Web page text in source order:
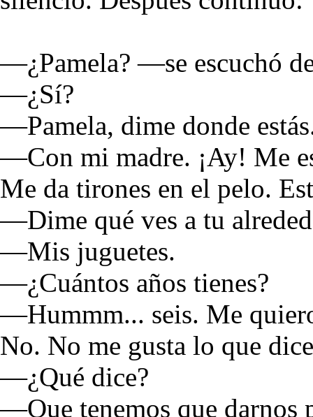
—¿Pamela? —se escuchó
—¿Sí?
—Pamela, dime donde
—Con mi madre. ¡Ay! Me
Me da tirones en el pelo.
—Dime qué ves a tu
—Mis juguetes.
—¿Cuántos años tienes?
—Hummm... seis. Me
No. No me gusta lo que
—¿Qué dice?
—Que tenemos que darnos